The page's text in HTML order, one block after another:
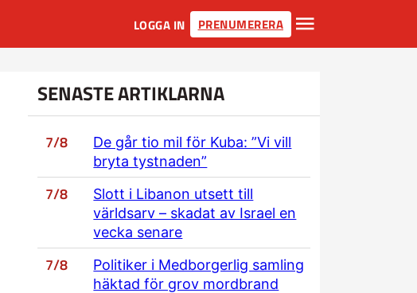
LOGGA IN PRENUMERERA
SENASTE ARTIKLARNA
7/8
De går tio mil för Kuba: ”Vi vill
bryta tystnaden”
7/8
Slott i Libanon utsett till
världsarv – skadat av Israel en
vecka senare
7/8
Politiker i Medborgerlig samling
häktad för grov mordbrand